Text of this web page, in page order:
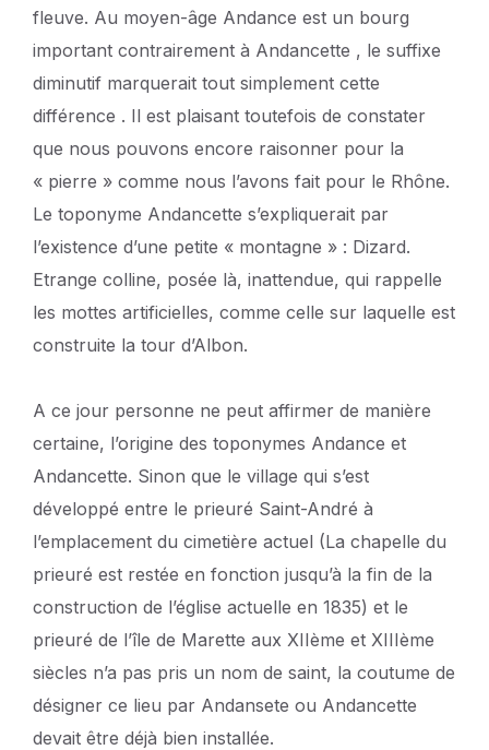
fleuve. Au moyen-âge Andance est un bourg
important contrairement à Andancette , le suffixe
diminutif marquerait tout simplement cette
différence . Il est plaisant toutefois de constater
que nous pouvons encore raisonner pour la
« pierre » comme nous l’avons fait pour le Rhône.
Le toponyme Andancette s’expliquerait par
l’existence d’une petite « montagne » : Dizard.
Etrange colline, posée là, inattendue, qui rappelle
les mottes artificielles, comme celle sur laquelle est
construite la tour d’Albon.
A ce jour personne ne peut affirmer de manière
certaine, l’origine des toponymes Andance et
Andancette. Sinon que le village qui s’est
développé entre le prieuré Saint-André à
l’emplacement du cimetière actuel (La chapelle du
prieuré est restée en fonction jusqu’à la fin de la
construction de l’église actuelle en 1835) et le
prieuré de l’île de Marette aux XIIème et XIIIème
siècles n’a pas pris un nom de saint, la coutume de
désigner ce lieu par Andansete ou Andancette
devait être déjà bien installée.